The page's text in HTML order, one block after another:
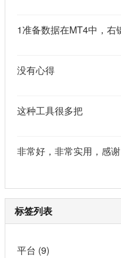
没有心得
这种工具很多把
非常好，非常实用，感谢
标签列表
平台 (9)